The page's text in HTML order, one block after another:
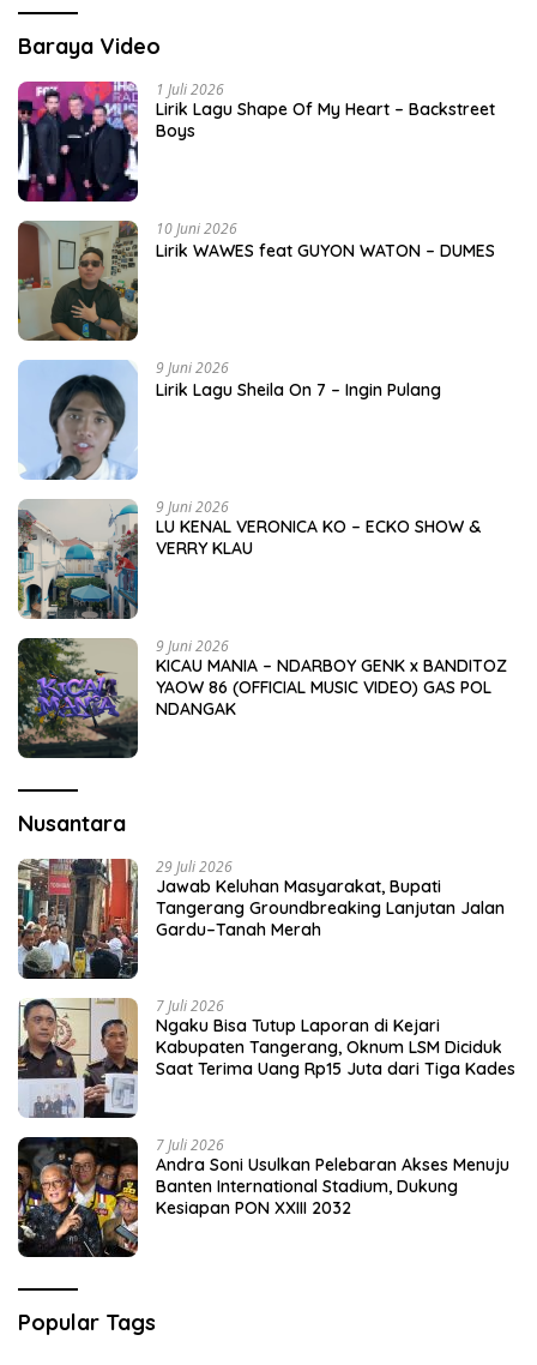
Baraya Video
1 Juli 2026
Lirik Lagu Shape Of My Heart – Backstreet
Boys
10 Juni 2026
Lirik WAWES feat GUYON WATON – DUMES
9 Juni 2026
Lirik Lagu Sheila On 7 – Ingin Pulang
9 Juni 2026
LU KENAL VERONICA KO – ECKO SHOW &
VERRY KLAU
9 Juni 2026
KICAU MANIA – NDARBOY GENK x BANDITOZ
YAOW 86 (OFFICIAL MUSIC VIDEO) GAS POL
NDANGAK
Nusantara
29 Juli 2026
Jawab Keluhan Masyarakat, Bupati
Tangerang Groundbreaking Lanjutan Jalan
Gardu–Tanah Merah
7 Juli 2026
Ngaku Bisa Tutup Laporan di Kejari
Kabupaten Tangerang, Oknum LSM Diciduk
Saat Terima Uang Rp15 Juta dari Tiga Kades
7 Juli 2026
Andra Soni Usulkan Pelebaran Akses Menuju
Banten International Stadium, Dukung
Kesiapan PON XXIII 2032
Popular Tags